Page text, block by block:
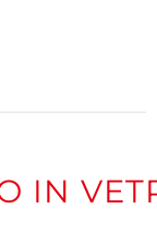
IN